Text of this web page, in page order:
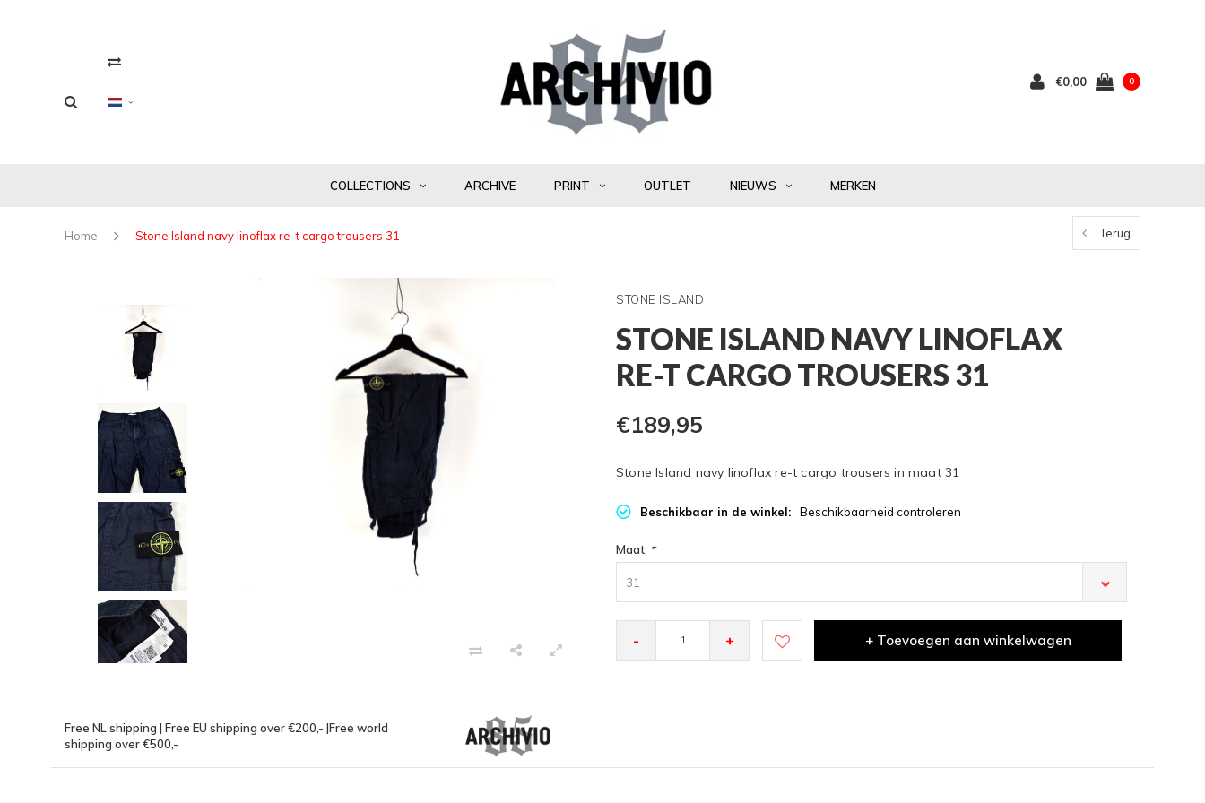
€0,00 0
COLLECTIONS ARCHIVE PRINT OUTLET NIEUWS MERKEN
Home Stone Island navy linoflax re-t cargo trousers 31 Terug
STONE ISLAND
STONE ISLAND NAVY LINOFLAX
RE-T CARGO TROUSERS 31
€189,95
Stone Island navy linoflax re-t cargo trousers in maat 31
Beschikbaar in de winkel: Beschikbaarheid controleren
Maat: *
31
- + + Toevoegen aan winkelwagen
Free NL shipping | Free EU shipping over €200,- |Free world
shipping over €500,-